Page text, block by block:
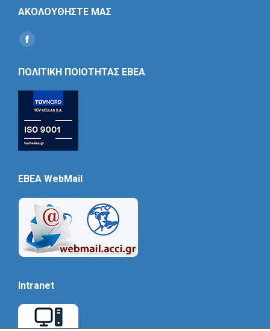
ΑΚΟΛΟΥΘΗΣΤΕ ΜΑΣ
Find us on:
Social
ΠΟΛΙΤΙΚΗ ΠΟΙΟΤΗΤΑΣ ΕΒΕΑ
EBEA WebMail
Intranet